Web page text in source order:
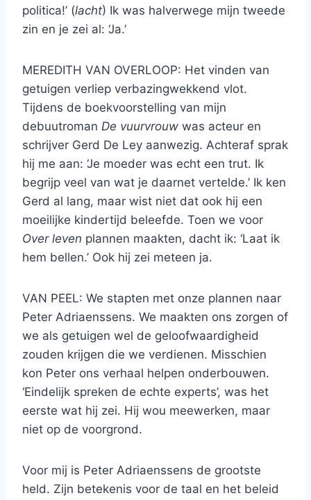
politica!’ (lacht) Ik was halverwege mijn tweede
zin en je zei al: ‘Ja.’
MEREDITH VAN OVERLOOP: Het vinden van
getuigen verliep verbazingwekkend vlot.
Tijdens de boekvoorstelling van mijn
debuutroman De vuurvrouw was acteur en
schrijver Gerd De Ley aanwezig. Achteraf sprak
hij me aan: ‘Je moeder was echt een trut. Ik
begrijp veel van wat je daarnet vertelde.’ Ik ken
Gerd al lang, maar wist niet dat ook hij een
moeilijke kindertijd beleefde. Toen we voor
Over leven plannen maakten, dacht ik: ‘Laat ik
hem bellen.’ Ook hij zei meteen ja.
VAN PEEL: We stapten met onze plannen naar
Peter Adriaenssens. We maakten ons zorgen of
we als getuigen wel de geloofwaardigheid
zouden krijgen die we verdienen. Misschien
kon Peter ons verhaal helpen onderbouwen.
‘Eindelijk spreken de echte experts’, was het
eerste wat hij zei. Hij wou meewerken, maar
niet op de voorgrond.
Voor mij is Peter Adriaenssens de grootste
held. Zijn betekenis voor de taal en het beleid